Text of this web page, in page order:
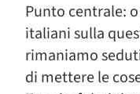
Punto centrale:
italiani sulla
rimaniamo
di mettere le